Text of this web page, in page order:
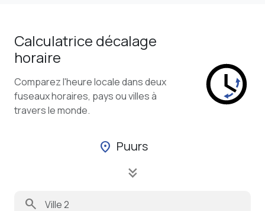
Calculatrice décalage
horaire
Comparez l'heure locale dans deux
fuseaux horaires, pays ou villes à
travers le monde.
location_on Puurs
keyboard_double_arrow_down
search